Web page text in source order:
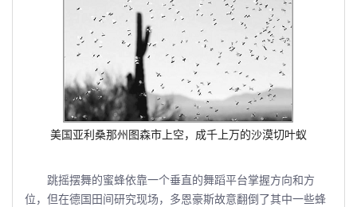
美国亚利桑那州图森市上空，成千上万的沙漠切叶蚁
跳摇摆舞的蜜蜂依靠一个垂直的舞蹈平台掌握方向和方
位，但在德国田间研究现场，多恩豪斯故意翻倒了其中一些蜂